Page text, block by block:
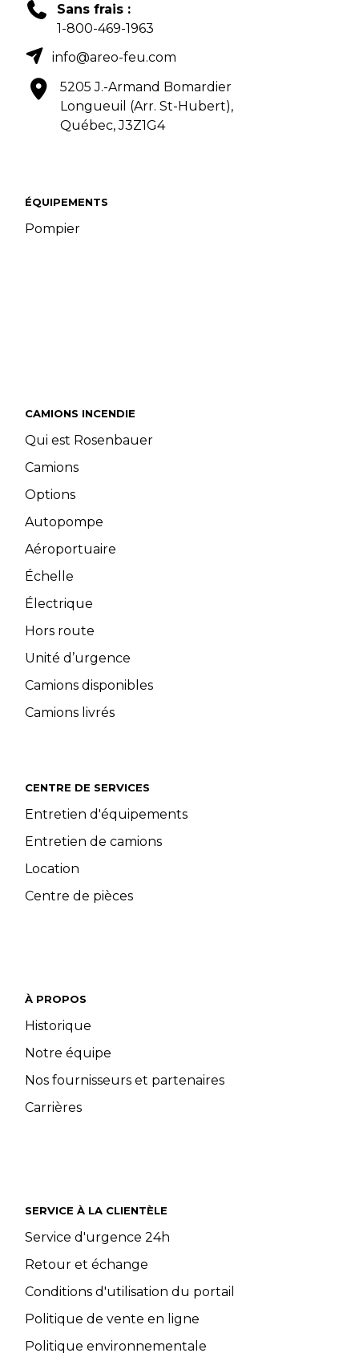
ÉQUIPEMENTS
Pompier
CAMIONS INCENDIE
Qui est Rosenbauer
Camions
Options
Autopompe
Aéroportuaire
Échelle
Électrique
Hors route
Unité d’urgence
Camions disponibles
Camions livrés
CENTRE DE SERVICES
Entretien d'équipements
Entretien de camions
Location
Centre de pièces
À PROPOS
Historique
Notre équipe
Nos fournisseurs et partenaires
Carrières
SERVICE À LA CLIENTÈLE
Service d'urgence 24h
Retour et échange
Conditions d'utilisation du portail
Politique de vente en ligne
Politique environnementale
Sans frais :
1-800-469-1963
info@areo-feu.com
5205 J.-Armand Bomardier
Longueuil (Arr. St-Hubert),
Québec, J3Z1G4